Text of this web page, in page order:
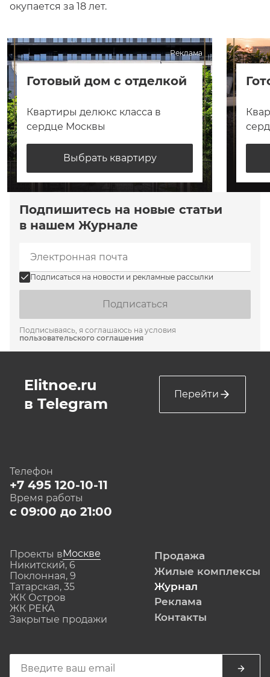
окупается за 18 лет.
Реклама
Готовый дом с отделкой
Квартиры делюкс класса в
сердце Москвы
Выбрать квартиру
Подпишитесь на новые статьи
в нашем Журнале
Подписаться на новости и рекламные рассылки
Подписаться
Подписываясь, я соглашаюсь на условия
пользовательского соглашения
Elitnoe.ru
в Telegram
Перейти
Телефон
+7 495 120-10-11
Время работы
с 09:00 до 21:00
Проекты вМоскве
Никитский, 6
Поклонная, 9
Татарская, 35
ЖК Остров
ЖК РЕКА
Закрытые продажи
Продажа
Жилые комплексы
Журнал
Реклама
Контакты